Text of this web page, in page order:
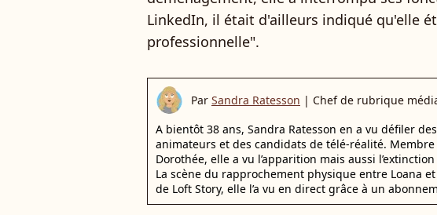
LinkedIn, il était d'ailleurs indiqué qu'elle
professionnelle".
Par Sandra Ratesson | Chef de rubrique
A bientôt 38 ans, Sandra Ratesson en a vu défiler
animateurs et des candidats de télé-réalité.
Dorothée, elle a vu l’apparition mais aussi
La scène du rapprochement physique entre Loana
de Loft Story, elle l’a vu en direct grâce à un